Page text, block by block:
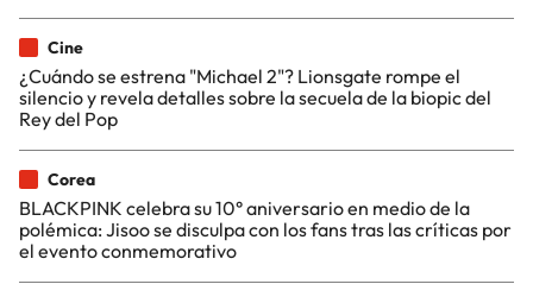
Cine
¿Cuándo se estrena "Michael 2"? Lionsgate rompe el
silencio y revela detalles sobre la secuela de la biopic del
Rey del Pop
Corea
BLACKPINK celebra su 10° aniversario en medio de la
polémica: Jisoo se disculpa con los fans tras las críticas por
el evento conmemorativo